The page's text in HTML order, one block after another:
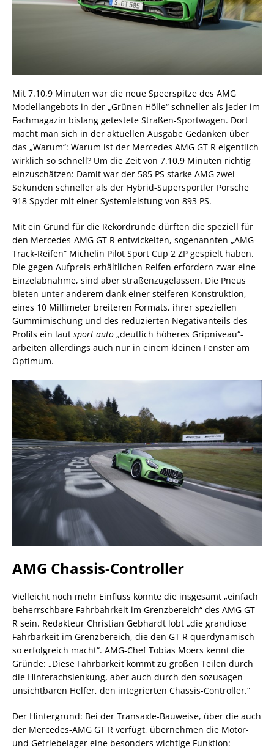
Mit 7.10,9 Minuten war die neue Speerspitze des AMG
Modellangebots in der „Grünen Hölle“ schneller als jeder im
Fachmagazin bislang getestete Straßen-Sportwagen. Dort
macht man sich in der aktuellen Ausgabe Gedanken über
das „Warum“: Warum ist der Mercedes AMG GT R eigentlich
wirklich so schnell? Um die Zeit von 7.10,9 Minuten richtig
einzuschätzen: Damit war der 585 PS starke AMG zwei
Sekunden schneller als der Hybrid-Supersportler Porsche
918 Spyder mit einer Systemleistung von 893 PS.
Mit ein Grund für die Rekordrunde dürften die speziell für
den Mercedes-AMG GT R entwickelten, sogenannten „AMG-
Track-Reifen“ Michelin Pilot Sport Cup 2 ZP gespielt haben.
Die gegen Aufpreis erhältlichen Reifen erfordern zwar eine
Einzelabnahme, sind aber straßenzugelassen. Die Pneus
bieten unter anderem dank einer steiferen Konstruktion,
eines 10 Millimeter breiteren Formats, ihrer speziellen
Gummimischung und des reduzierten Negativanteils des
Profils ein laut sport auto „deutlich höheres Gripniveau“-
arbeiten allerdings auch nur in einem kleinen Fenster am
Optimum.
AMG Chassis-Controller
Vielleicht noch mehr Einfluss könnte die insgesamt „einfach
beherrschbare Fahrbahrkeit im Grenzbereich“ des AMG GT
R sein. Redakteur Christian Gebhardt lobt „die grandiose
Fahrbarkeit im Grenzbereich, die den GT R querdynamisch
so erfolgreich macht“. AMG-Chef Tobias Moers kennt die
Gründe: „Diese Fahrbarkeit kommt zu großen Teilen durch
die Hinterachslenkung, aber auch durch den sozusagen
unsichtbaren Helfer, den integrierten Chassis-Controller.“
Der Hintergrund: Bei der Transaxle-Bauweise, über die auch
der Mercedes-AMG GT R verfügt, übernehmen die Motor-
und Getriebelager eine besonders wichtige Funktion: